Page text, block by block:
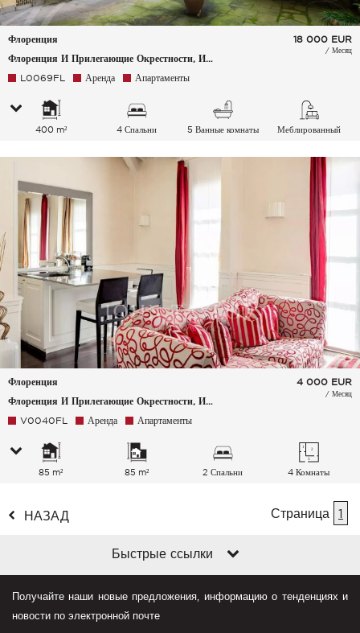
Флоренция
Флоренция И Прилегающие Окрестности, Италия
18 000 EUR
/ Месяц
L0069FL Аренда Апартаменты
400 m² 4 Спальни 5 Ванные комнаты Меблированный
Флоренция
Флоренция И Прилегающие Окрестности, Италия
4 000 EUR
/ Месяц
V0040FL Аренда Апартаменты
85 m² 85 m² 2 Спальни 4 Комнаты
НАЗАД Страница 1
Быстрые ссылки
Получайте наши новые предложения, информацию о тенденциях и
новости по электронной почте